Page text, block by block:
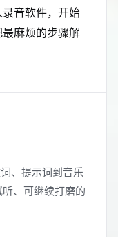
音软件，开始
麻烦的步骤解
、提示词到音乐
、可继续打磨的